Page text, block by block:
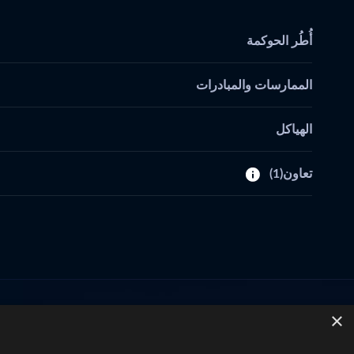
أُطُر الحوكمة
الممارسات والمبادرات
الهياكل
تعاون(1)
×